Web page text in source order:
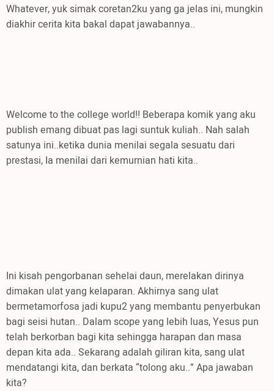
Whatever, yuk simak coretan2ku yang ga jelas ini, mungkin
diakhir cerita kita bakal dapat jawabannya..
Welcome to the college world!! Beberapa komik yang aku
publish emang dibuat pas lagi suntuk kuliah.. Nah salah
satunya ini..ketika dunia menilai segala sesuatu dari
prestasi, Ia menilai dari kemurnian hati kita..
Ini kisah pengorbanan sehelai daun, merelakan dirinya
dimakan ulat yang kelaparan. Akhirnya sang ulat
bermetamorfosa jadi kupu2 yang membantu penyerbukan
bagi seisi hutan.. Dalam scope yang lebih luas, Yesus pun
telah berkorban bagi kita sehingga harapan dan masa
depan kita ada.. Sekarang adalah giliran kita, sang ulat
mendatangi kita, dan berkata “tolong aku..” Apa jawaban
kita?